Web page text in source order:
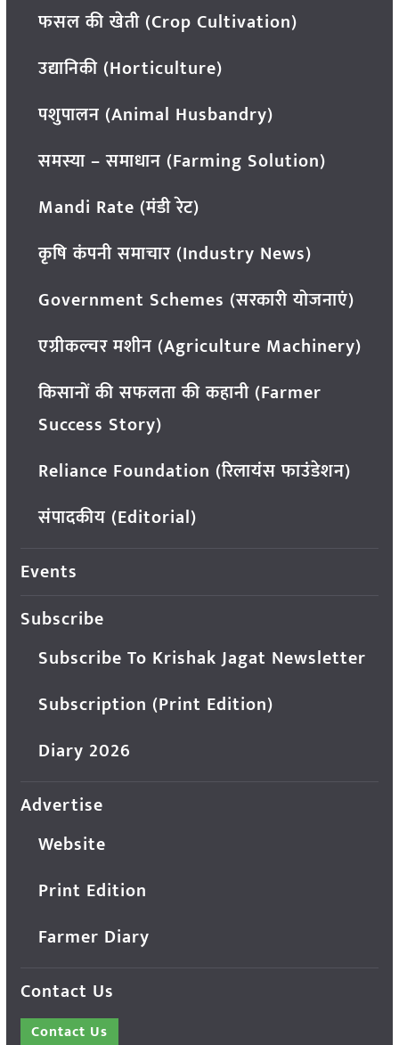
फसल की खेती (Crop Cultivation)
उद्यानिकी (Horticulture)
पशुपालन (Animal Husbandry)
समस्या – समाधान (Farming Solution)
Mandi Rate (मंडी रेट)
कृषि कंपनी समाचार (Industry News)
Government Schemes (सरकारी योजनाएं)
एग्रीकल्चर मशीन (Agriculture Machinery)
किसानों की सफलता की कहानी (Farmer
Success Story)
Reliance Foundation (रिलायंस फाउंडेशन)
संपादकीय (Editorial)
Events
Subscribe
Subscribe To Krishak Jagat Newsletter
Subscription (Print Edition)
Diary 2026
Advertise
Website
Print Edition
Farmer Diary
Contact Us
Contact Us